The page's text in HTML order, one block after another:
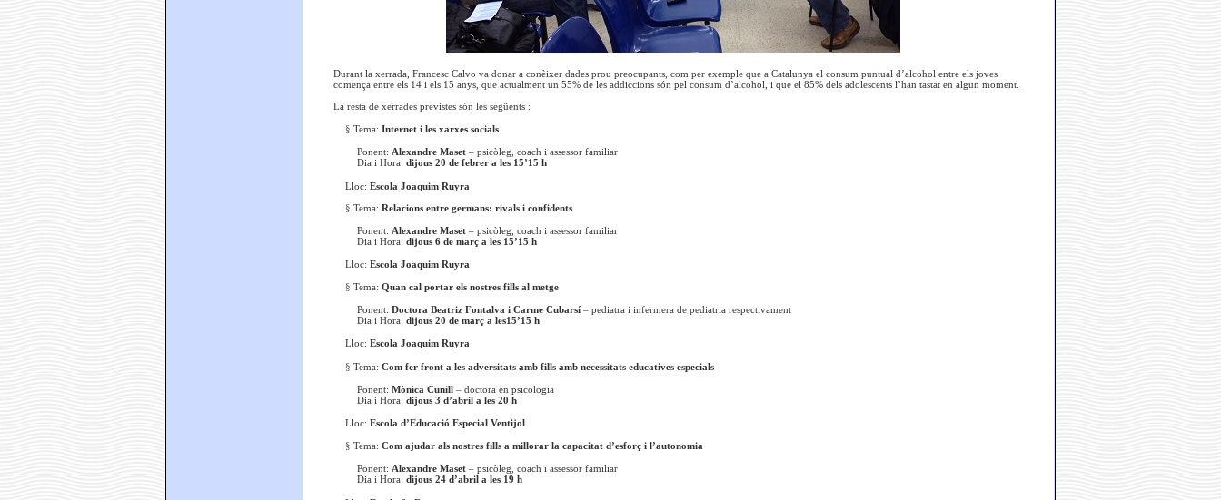
Durant la xerrada, Francesc Calvo va donar a conèixer dades prou preocupants, com per exemple que a Catalunya el consum puntual d’alcohol entre els joves
comença entre els 14 i els 15 anys, que actualment un 55% de les addiccions són pel consum d’alcohol, i que el 85% dels adolescents l’han tastat en algun moment.
La resta de xerrades previstes són les següents :
§ Tema: Internet i les xarxes socials
Ponent: Alexandre Maset– psicòleg, coach i assessor familiar
Dia i Hora:dijous 20 de febrer a les 15’15 h
Lloc: Escola Joaquim Ruyra
§ Tema: Relacions entre germans: rivals i confidents
Ponent: Alexandre Maset– psicòleg, coach i assessor familiar
Dia i Hora:dijous 6 de març a les 15’15 h
Lloc: Escola Joaquim Ruyra
§ Tema: Quan cal portar els nostres fills al metge
Ponent:Doctora Beatriz Fontalva i Carme Cubarsí– pediatra i infermera de pediatria respectivament
Dia i Hora:dijous 20 de març a les15’15 h
Lloc: Escola Joaquim Ruyra
§ Tema: Com fer front a les adversitats amb fills amb necessitats educatives especials
Ponent:Mònica Cunill– doctora en psicologia
Dia i Hora:dijous 3 d’abril a les 20 h
Lloc: Escola d’Educació Especial Ventijol
§ Tema: Com ajudar als nostres fills a millorar la capacitat d’esforç i l’autonomia
Ponent: Alexandre Maset– psicòleg, coach i assessor familiar
Dia i Hora:dijous 24 d’abril a les 19 h